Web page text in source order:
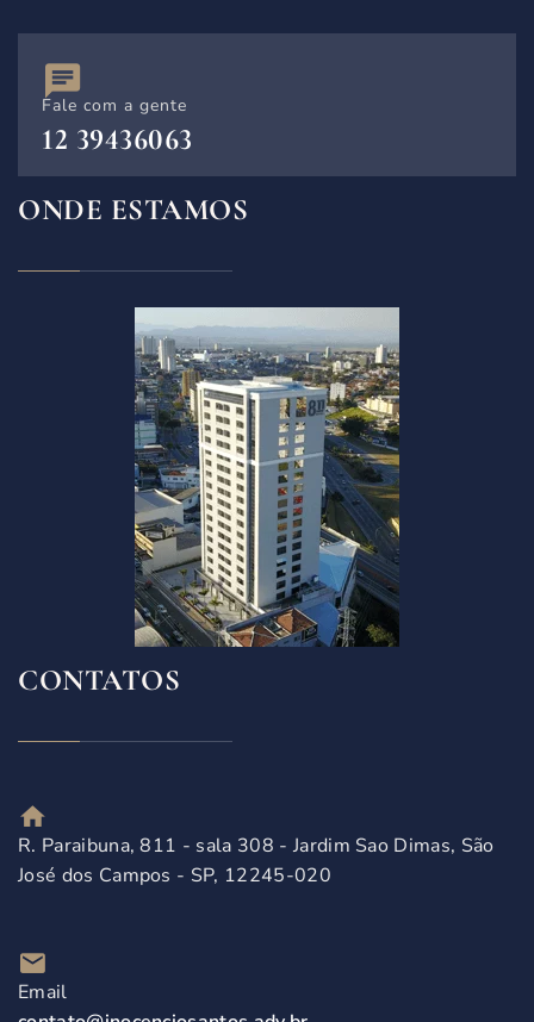
Fale com a gente
12 39436063
ONDE ESTAMOS
CONTATOS
R. Paraibuna, 811 - sala 308 - Jardim Sao Dimas, São
José dos Campos - SP, 12245-020
Email